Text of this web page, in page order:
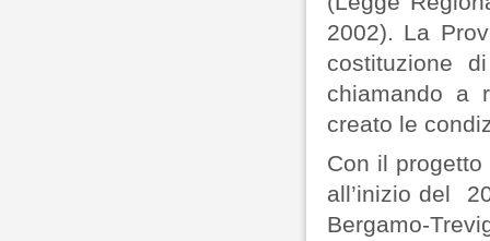
2002). La
costituzione
chiamando a
creato le
Con il
all’inizio del
Bergamo-